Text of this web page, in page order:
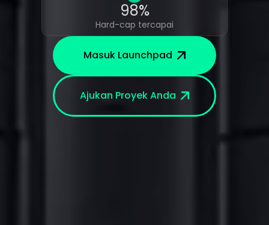
$6M
Terkumpul
12k
investor
98%
Hard-cap tercapai
$6M
Terkumpul
12k
investor
98%
Hard-cap tercapai
$6M
Terkumpul
12k
investor
98%
Hard-cap tercapai
$6M
Terkumpul
12k
investor
98%
Hard-cap tercapai
Masuk Launchpad
Ajukan Proyek Anda